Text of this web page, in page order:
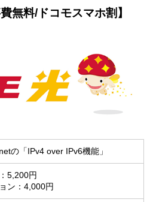
無料/ドコモスマホ割】
の「IPv4 over IPv6機能」
5,200円
ン：4,000円